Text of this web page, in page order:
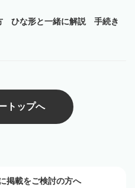
ひな形と一緒に解説 手続き
トップへ
掲載をご検討の方へ